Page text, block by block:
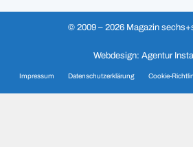
© 2009 – 2026 Magazin
Webdesign: Agentur
Impressum Datenschutzerklärung Cookie-